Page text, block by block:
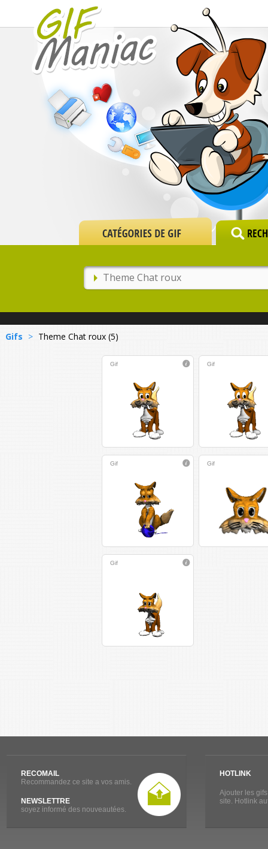
Gifs > Theme Chat roux (5)
Gif Gif
Gif Gif
Gif
RECOMAIL
Recommandez ce site a vos amis.
NEWSLETTRE
soyez informé des nouveautées.
HOTLINK
Ajouter les
site. Hotlink